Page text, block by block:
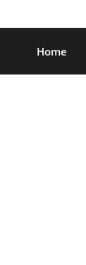
Home